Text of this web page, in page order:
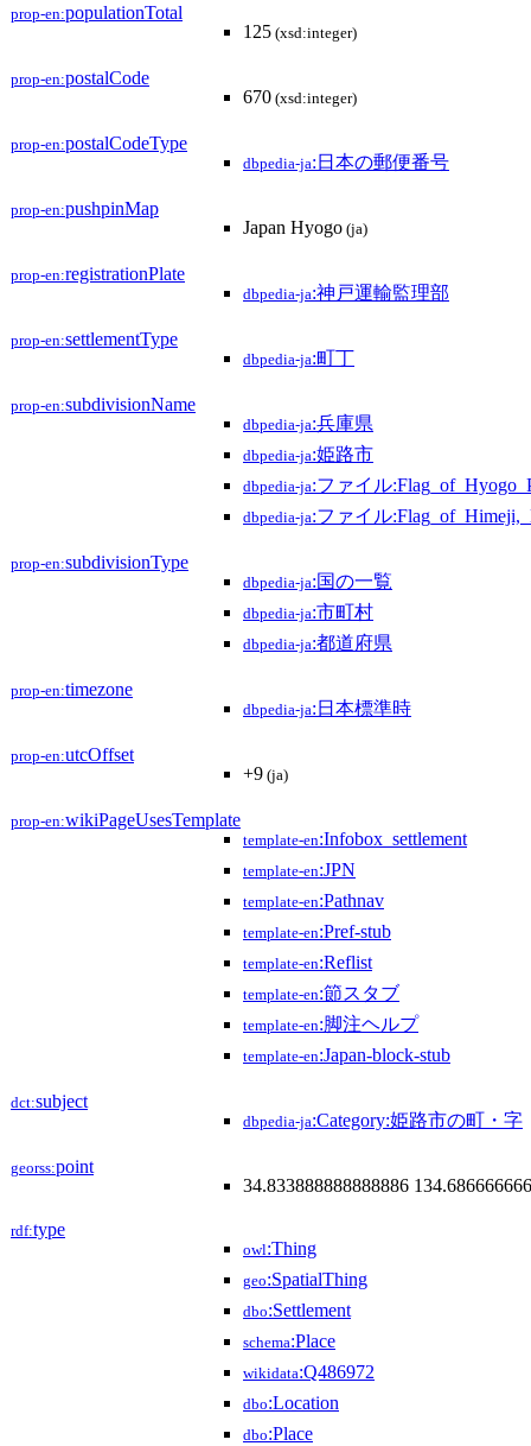
prop-en:populationTotal
125 (xsd:integer)
prop-en:postalCode
670 (xsd:integer)
prop-en:postalCodeType
dbpedia-ja:日本の郵便番号
prop-en:pushpinMap
Japan Hyogo (ja)
prop-en:registrationPlate
dbpedia-ja:神戸運輸監理部
prop-en:settlementType
dbpedia-ja:町丁
prop-en:subdivisionName
dbpedia-ja:兵庫県
dbpedia-ja:姫路市
dbpedia-ja:ファイル
dbpedia-ja:ファイル
prop-en:subdivisionType
dbpedia-ja:国の一覧
dbpedia-ja:市町村
dbpedia-ja:都道府県
prop-en:timezone
dbpedia-ja:日本標準時
prop-en:utcOffset
+9 (ja)
prop-en:wikiPageUsesTemplate
template-en:Infobox_settlement
template-en:JPN
template-en:Pathnav
template-en:Pref-stub
template-en:Reflist
template-en:節スタブ
template-en:脚注ヘルプ
template-en:Japan-block-stub
dct:subject
dbpedia-ja:Category:姫路市の町・字
georss:point
34.833888888888886
rdf:type
owl:Thing
geo:SpatialThing
dbo:Settlement
schema:Place
wikidata:Q486972
dbo:Location
dbo:Place